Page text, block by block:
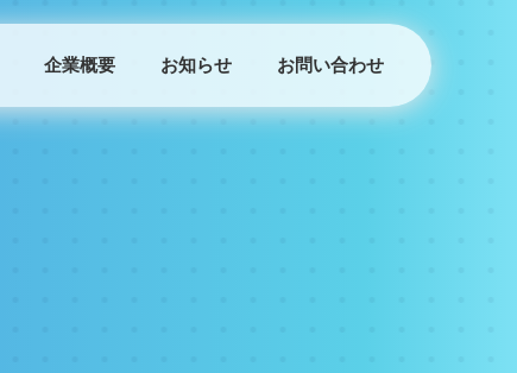
企業概要 お知らせ お問い合わせ